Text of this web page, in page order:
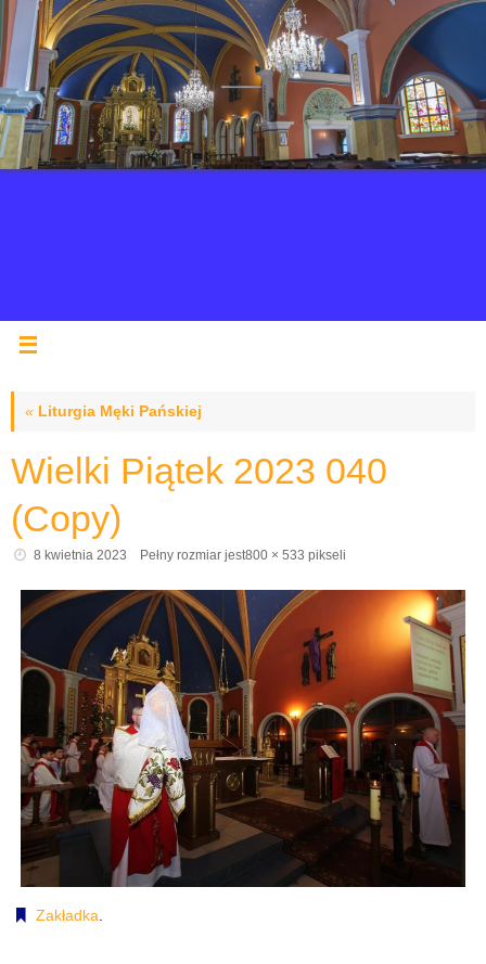
« Liturgia Męki Pańskiej
Wielki Piątek 2023 040
(Copy)
8 kwietnia 2023 Pełny rozmiar jest800 × 533 pikseli
Zakładka.